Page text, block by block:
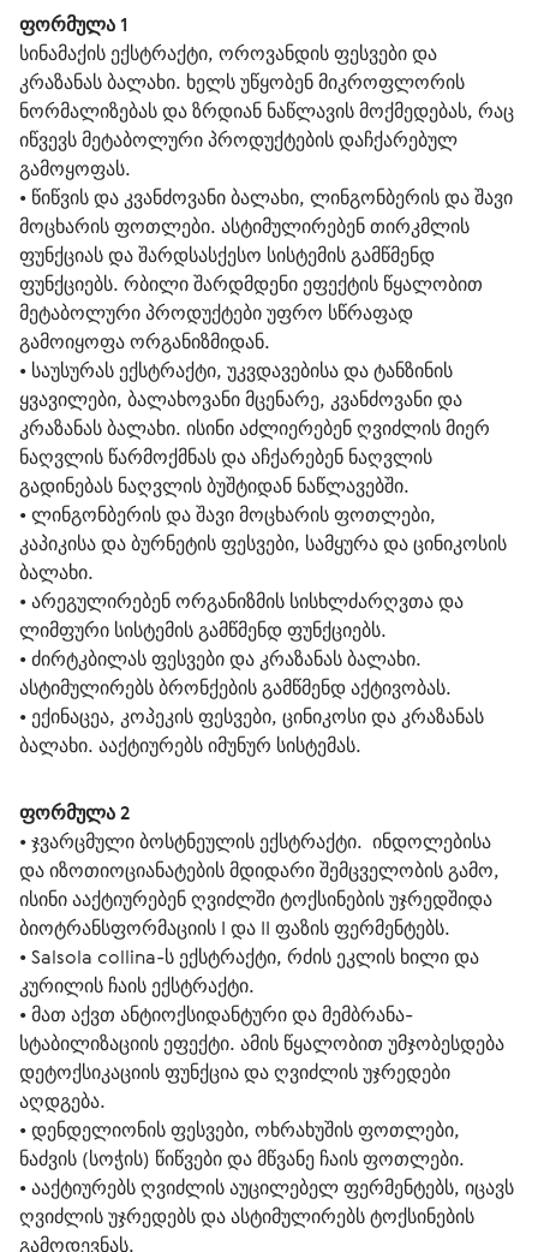
ფორმულა 1
სინამაქის ექსტრაქტი, ოროვანდის ფესვები და
კრაზანას ბალახი. ხელს უწყობენ მიკროფლორის
ნორმალიზებას და ზრდიან ნაწლავის მოქმედებას, რაც
იწვევს მეტაბოლური პროდუქტების დაჩქარებულ
გამოყოფას.
• წიწვის და კვანძოვანი ბალახი, ლინგონბერის და შავი
მოცხარის ფოთლები. ასტიმულირებენ თირკმლის
ფუნქციას და შარდსასქესო სისტემის გამწმენდ
ფუნქციებს. რბილი შარდმდენი ეფექტის წყალობით
მეტაბოლური პროდუქტები უფრო სწრაფად
გამოიყოფა ორგანიზმიდან.
• საუსურას ექსტრაქტი, უკვდავებისა და ტანზინის
ყვავილები, ბალახოვანი მცენარე, კვანძოვანი და
კრაზანას ბალახი. ისინი აძლიერებენ ღვიძლის მიერ
ნაღვლის წარმოქმნას და აჩქარებენ ნაღვლის
გადინებას ნაღვლის ბუშტიდან ნაწლავებში.
• ლინგონბერის და შავი მოცხარის ფოთლები,
კაპიკისა და ბურნეტის ფესვები, სამყურა და ცინიკოსის
ბალახი.
• არეგულირებენ ორგანიზმის სისხლძარღვთა და
ლიმფური სისტემის გამწმენდ ფუნქციებს.
• ძირტკბილას ფესვები და კრაზანას ბალახი.
ასტიმულირებს ბრონქების გამწმენდ აქტივობას.
• ექინაცეა, კოპეკის ფესვები, ცინიკოსი და კრაზანას
ბალახი. ააქტიურებს იმუნურ სისტემას.
ფორმულა 2
• ჯვარცმული ბოსტნეულის ექსტრაქტი.  ინდოლებისა
და იზოთიოციანატების მდიდარი შემცველობის გამო,
ისინი ააქტიურებენ ღვიძლში ტოქსინების უჯრედშიდა
ბიოტრანსფორმაციის I და II ფაზის ფერმენტებს.
• Salsola collina-ს ექსტრაქტი, რძის ეკლის ხილი და
კურილის ჩაის ექსტრაქტი.
• მათ აქვთ ანტიოქსიდანტური და მემბრანა-
სტაბილიზაციის ეფექტი. ამის წყალობით უმჯობესდება
დეტოქსიკაციის ფუნქცია და ღვიძლის უჯრედები
აღდგება.
• დენდელიონის ფესვები, ოხრახუშის ფოთლები,
ნაძვის (სოჭის) წიწვები და მწვანე ჩაის ფოთლები.
• ააქტიურებს ღვიძლის აუცილებელ ფერმენტებს, იცავს
ღვიძლის უჯრედებს და ასტიმულირებს ტოქსინების
გამოდევნას.